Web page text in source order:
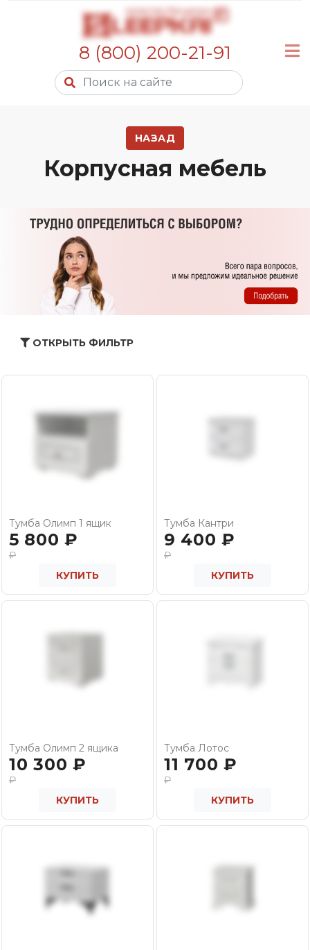
8 (800) 200-21-91
НАЗАД
Корпусная мебель
ОТКРЫТЬ ФИЛЬТР
Тумба Олимп 1 ящик
5 800 ₽
₽
КУПИТЬ
Тумба Кантри
9 400 ₽
₽
КУПИТЬ
Тумба Олимп 2 ящика
10 300 ₽
₽
КУПИТЬ
Тумба Лотос
11 700 ₽
₽
КУПИТЬ